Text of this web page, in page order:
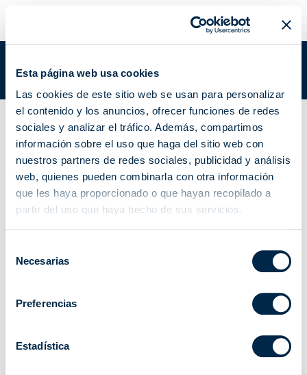
Esta página web usa cookies
Las cookies de este sitio web se usan para personalizar
el contenido y los anuncios, ofrecer funciones de redes
sociales y analizar el tráfico. Además, compartimos
información sobre el uso que haga del sitio web con
nuestros partners de redes sociales, publicidad y análisis
web, quienes pueden combinarla con otra información
que les haya proporcionado o que hayan recopilado a
partir del uso que haya hecho de sus servicios.
Necesarias
Preferencias
Estadística
Estás en:Academy/ Documentación academy
DIMMER 7 | A510081
Actuador de iluminación de 4 canales 12/24 V dc
META 4 CH PWM
DIMMER 7 | A510081
Manual de instrucciones